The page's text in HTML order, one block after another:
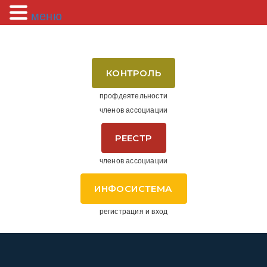
КОНТРОЛЬ
профдеятельности
членов ассоциации
РЕЕСТР
членов ассоциации
ИНФОСИСТЕМА
регистрация и вход
меню